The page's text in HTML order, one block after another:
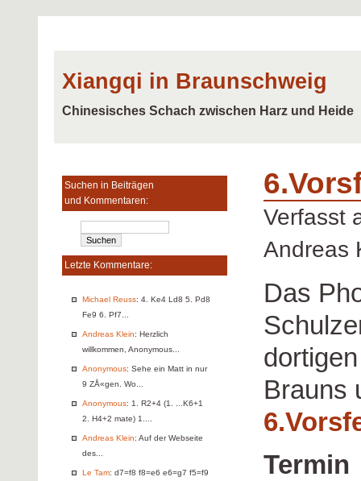
Xiangqi in Braunschweig
Chinesisches Schach zwischen Harz und Heide
Suchen in Beiträgen
und Kommentaren:
Letzte Kommentare:
Michael Reuss: 4. Ke4 Ld8 5. Pd8
Fe9 6. Pf7...
Andreas Klein: Herzlich
willkommen, Anonymous...
Anonymous: Sehe ein Matt in nur
9 ZÅ«gen. Wo...
Anonymous: 1. R2+4 (1. ...K6+1
2. H4+2 mate) 1....
Andreas Klein: Auf der Webseite
des...
Le Tam: d7=f8 f8=e6 e6=g7 f5=f9
Verfasst
Andreas
Das
Brauns
Termin